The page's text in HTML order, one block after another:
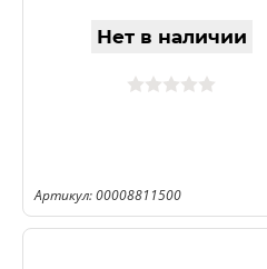
Нет в наличии
Артикул: 00008811500